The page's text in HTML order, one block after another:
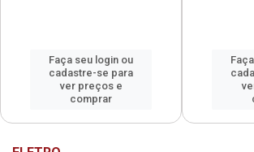
Faça seu login ou
cadastre-se para
ver preços e
comprar